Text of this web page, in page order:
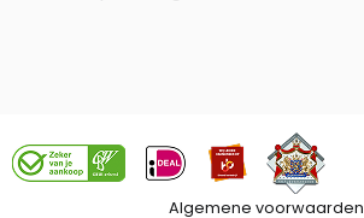
Algemene voorwaarden